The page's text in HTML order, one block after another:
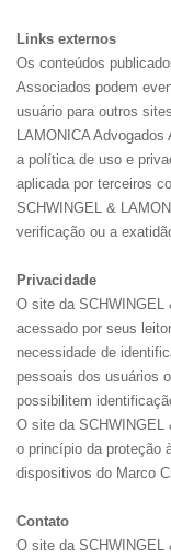
Links externos
Os conteúdos
Associados podem
usuário para outros
LAMONICA
a política de uso e
aplicada por terceiros
SCHWINGEL &
verificação ou a
Privacidade
O site da SCHWINGEL
acessado por seus
necessidade de
pessoais dos usuários
possibilitem
O site da SCHWINGEL
o princípio da proteção
dispositivos do Marco
Contato
O site da SCHWINGEL